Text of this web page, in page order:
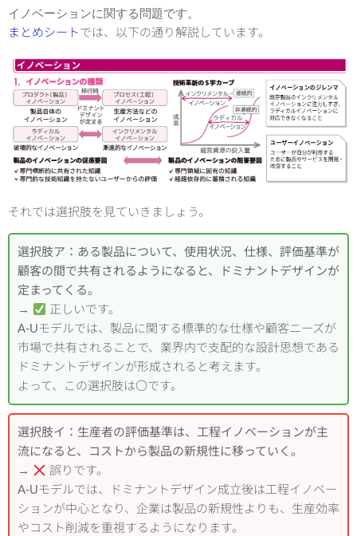
イノベーションに関する問題です。
まとめシートでは、以下の通り解説しています。
それでは選択肢を見ていきましょう。
選択肢ア：ある製品について、使用状況、仕様、評価基準が
顧客の間で共有されるようになると、ドミナントデザインが
定まってくる。
→
正しいです。
A-Uモデルでは、製品に関する標準的な仕様や顧客ニーズが
市場で共有されることで、業界内で支配的な設計思想である
ドミナントデザインが形成されると考えます。
よって、この選択肢は〇です。
選択肢イ：生産者の評価基準は、工程イノベーションが主
流になると、コストから製品の新規性に移っていく。
→
誤りです。
A-Uモデルでは、ドミナントデザイン成立後は工程イノベー
ションが中心となり、企業は製品の新規性よりも、生産効率
やコスト削減を重視するようになります。